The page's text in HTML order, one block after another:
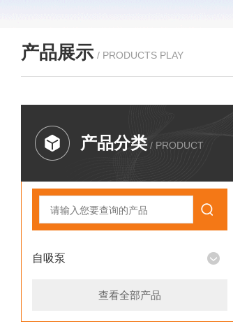
产品展示 / PRODUCTS PLAY
产品分类 / PRODUCT
自吸泵
查看全部产品